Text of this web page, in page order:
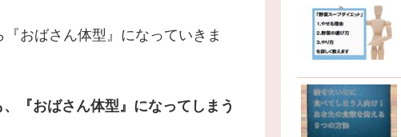
おばさん体型』になっていきま
『おばさん体型』になってしまう